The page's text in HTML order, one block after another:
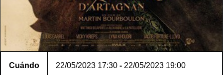
Cuándo 22/05/2023 17:30 - 22/05/2023 19:00